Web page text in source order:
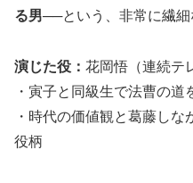
る男──という、非常に繊細
演じた役： 花岡悟（連続テ
・寅子と同級生で法曹の道
・時代の価値観と葛藤しな
役柄